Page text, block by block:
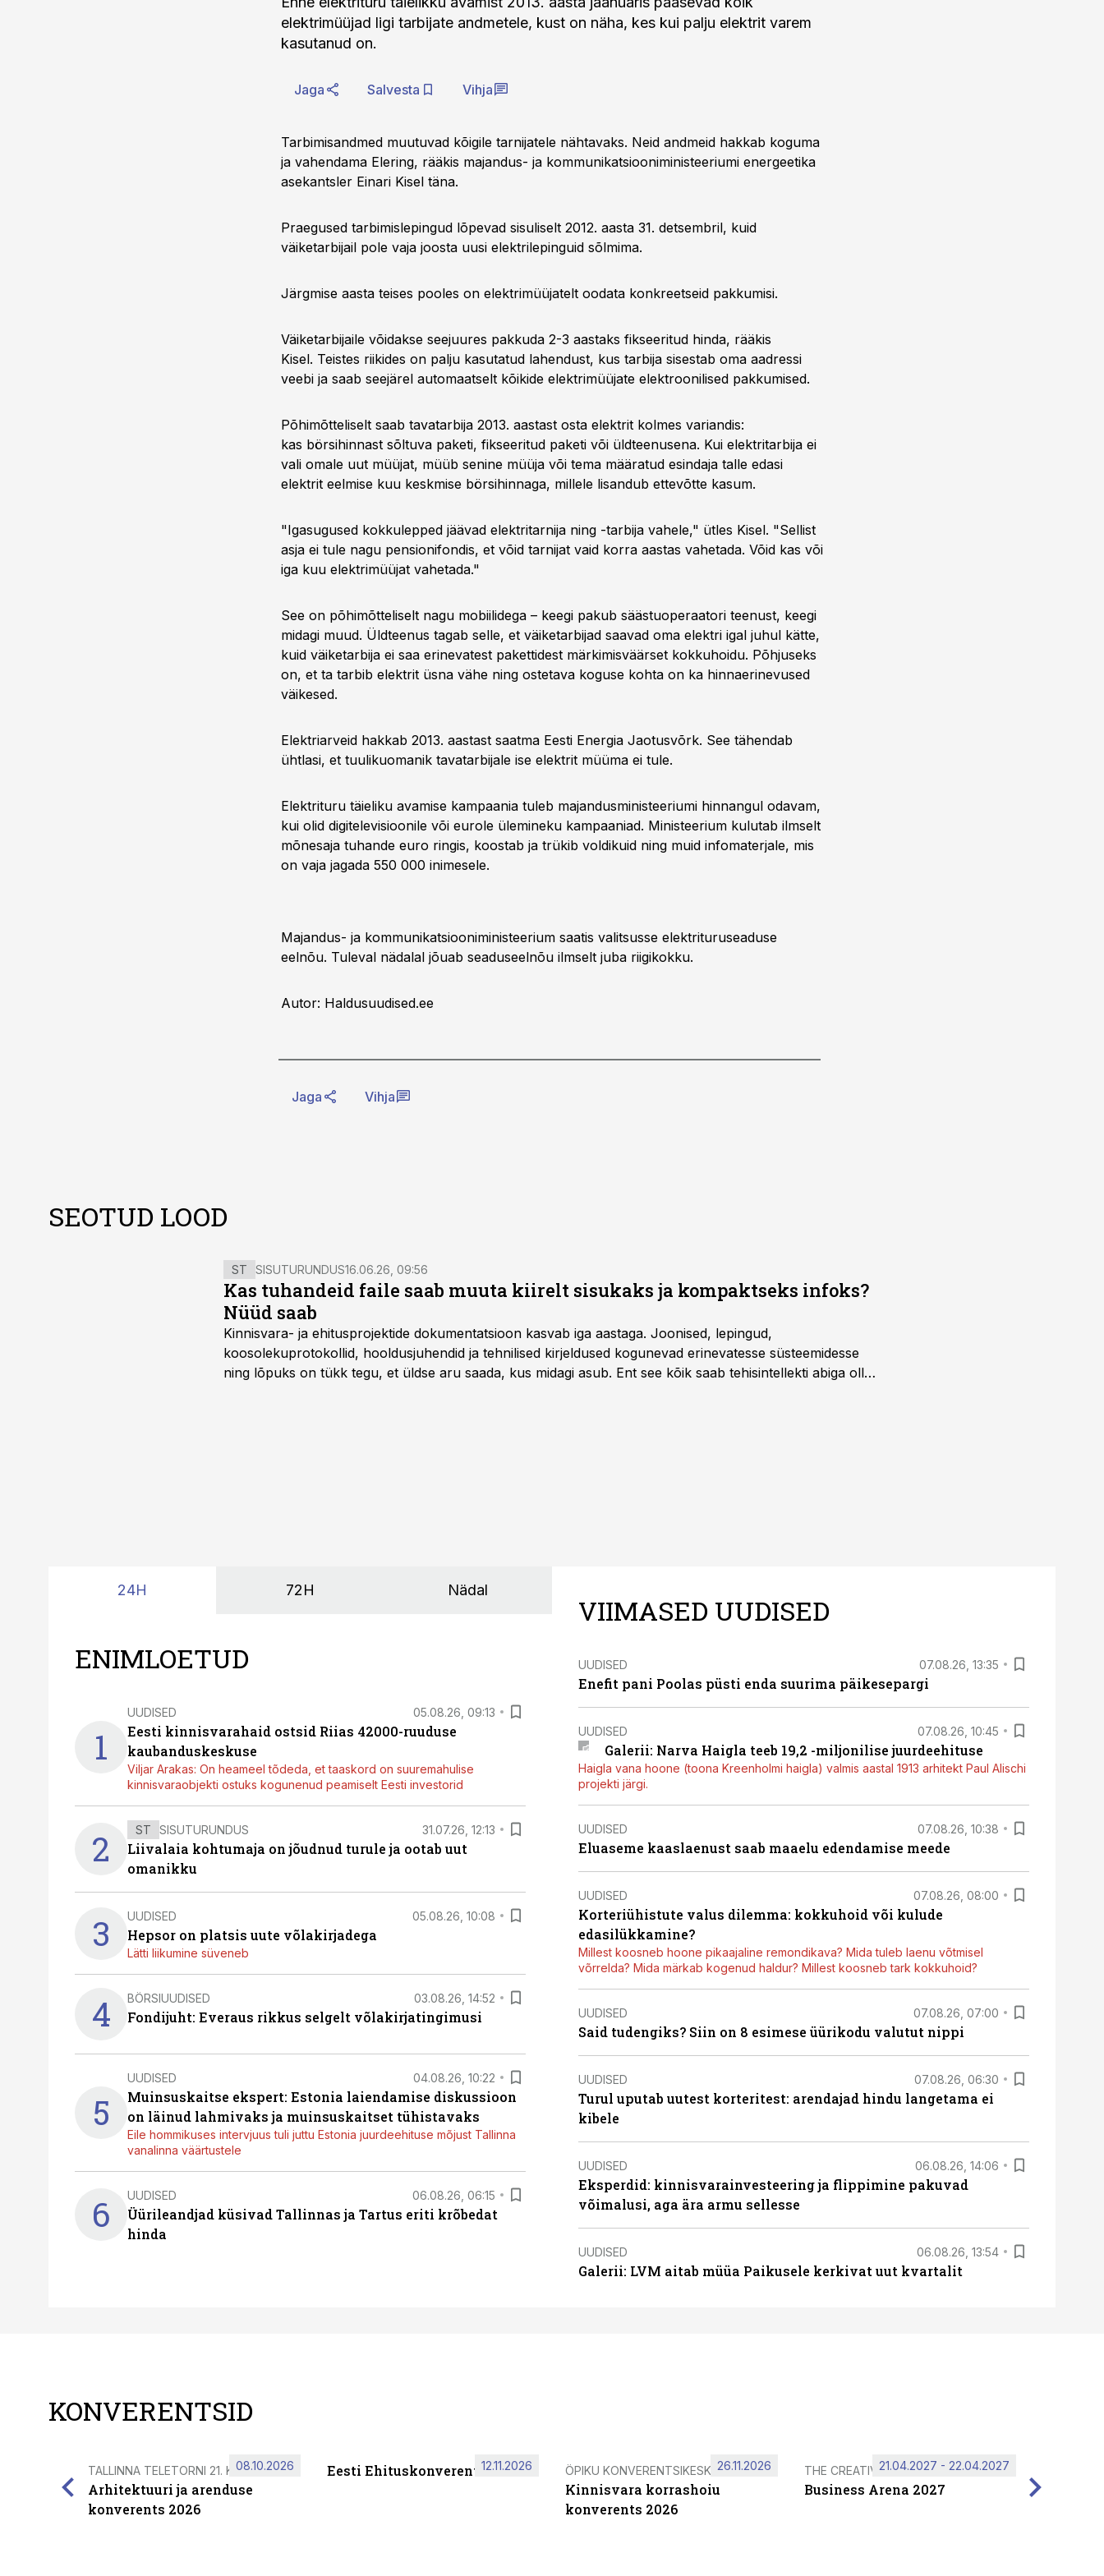
elektrimüüjad ligi tarbijate andmetele, kust on näha, kes kui palju elektrit varem
kasutanud on.
Jaga Salvesta Vihja
Tarbimisandmed muutuvad kõigile tarnijatele nähtavaks. Neid andmeid hakkab koguma
ja vahendama Elering, rääkis majandus- ja kommunikatsiooniministeeriumi energeetika
asekantsler Einari Kisel täna.
Praegused tarbimislepingud lõpevad sisuliselt 2012. aasta 31. detsembril, kuid
väiketarbijail pole vaja joosta uusi elektrilepinguid sõlmima.
Järgmise aasta teises pooles on elektrimüüjatelt oodata konkreetseid pakkumisi.
Väiketarbijaile võidakse seejuures pakkuda 2-3 aastaks fikseeritud hinda, rääkis
Kisel. Teistes riikides on palju kasutatud lahendust, kus tarbija sisestab oma aadressi
veebi ja saab seejärel automaatselt kõikide elektrimüüjate elektroonilised pakkumised.
Põhimõtteliselt saab tavatarbija 2013. aastast osta elektrit kolmes variandis:
kas börsihinnast sõltuva paketi, fikseeritud paketi või üldteenusena. Kui elektritarbija ei
vali omale uut müüjat, müüb senine müüja või tema määratud esindaja talle edasi
elektrit eelmise kuu keskmise börsihinnaga, millele lisandub ettevõtte kasum.
"Igasugused kokkulepped jäävad elektritarnija ning -tarbija vahele," ütles Kisel. "Sellist
asja ei tule nagu pensionifondis, et võid tarnijat vaid korra aastas vahetada. Võid kas või
iga kuu elektrimüüjat vahetada."
See on põhimõtteliselt nagu mobiilidega – keegi pakub säästuoperaatori teenust, keegi
midagi muud. Üldteenus tagab selle, et väiketarbijad saavad oma elektri igal juhul kätte,
kuid väiketarbija ei saa erinevatest pakettidest märkimisväärset kokkuhoidu. Põhjuseks
on, et ta tarbib elektrit üsna vähe ning ostetava koguse kohta on ka hinnaerinevused
väikesed.
Elektriarveid hakkab 2013. aastast saatma Eesti Energia Jaotusvõrk. See tähendab
ühtlasi, et tuulikuomanik tavatarbijale ise elektrit müüma ei tule.
Elektrituru täieliku avamise kampaania tuleb majandusministeeriumi hinnangul odavam,
kui olid digitelevisioonile või eurole ülemineku kampaaniad. Ministeerium kulutab ilmselt
mõnesaja tuhande euro ringis, koostab ja trükib voldikuid ning muid infomaterjale, mis
on vaja jagada 550 000 inimesele.
Majandus- ja kommunikatsiooniministeerium saatis valitsusse elektrituruseaduse
eelnõu. Tuleval nädalal jõuab seaduseelnõu ilmselt juba riigikokku.
Autor: Haldusuudised.ee
Jaga Vihja
SEOTUD LOOD
ST SISUTURUNDUS16.06.26, 09:56
Kas tuhandeid faile saab muuta kiirelt sisukaks ja kompaktseks infoks?
Nüüd saab
Kinnisvara- ja ehitusprojektide dokumentatsioon kasvab iga aastaga. Joonised, lepingud,
koosolekuprotokollid, hooldusjuhendid ja tehnilised kirjeldused kogunevad erinevatesse süsteemidesse
ning lõpuks on tükk tegu, et üldse aru saada, kus midagi asub. Ent see kõik saab tehisintellekti abiga olla
24H 72H Nädal
ENIMLOETUD
1
UUDISED 05.08.26, 09:13
Eesti kinnisvarahaid ostsid Riias 42000-ruuduse
kaubanduskeskuse
Viljar Arakas: On heameel tõdeda, et taaskord on suuremahulise
kinnisvaraobjekti ostuks kogunenud peamiselt Eesti investorid
2 ST SISUTURUNDUS 31.07.26, 12:13
Liivalaia kohtumaja on jõudnud turule ja ootab uut
omanikku
3 UUDISED 05.08.26, 10:08
Hepsor on platsis uute võlakirjadega
Lätti liikumine süveneb
4 BÖRSIUUDISED 03.08.26, 14:52
Fondijuht: Everaus rikkus selgelt võlakirjatingimusi
5
UUDISED 04.08.26, 10:22
Muinsuskaitse ekspert: Estonia laiendamise diskussioon
on läinud lahmivaks ja muinsuskaitset tühistavaks
Eile hommikuses intervjuus tuli juttu Estonia juurdeehituse mõjust Tallinna
vanalinna väärtustele
6 UUDISED 06.08.26, 06:15
Üürileandjad küsivad Tallinnas ja Tartus eriti krõbedat
hinda
VIIMASED UUDISED
UUDISED 07.08.26, 13:35
Enefit pani Poolas püsti enda suurima päikesepargi
UUDISED 07.08.26, 10:45
Galerii: Narva Haigla teeb 19,2 -miljonilise juurdeehituse
Haigla vana hoone (toona Kreenholmi haigla) valmis aastal 1913 arhitekt Paul Alischi
projekti järgi.
UUDISED 07.08.26, 10:38
Eluaseme kaaslaenust saab maaelu edendamise meede
UUDISED 07.08.26, 08:00
Korteriühistute valus dilemma: kokkuhoid või kulude
edasilükkamine?
Millest koosneb hoone pikaajaline remondikava? Mida tuleb laenu võtmisel
võrrelda? Mida märkab kogenud haldur? Millest koosneb tark kokkuhoid?
UUDISED 07.08.26, 07:00
Said tudengiks? Siin on 8 esimese üürikodu valutut nippi
UUDISED 07.08.26, 06:30
Turul uputab uutest korteritest: arendajad hindu langetama ei
kibele
UUDISED 06.08.26, 14:06
Eksperdid: kinnisvarainvesteering ja flippimine pakuvad
võimalusi, aga ära armu sellesse
UUDISED 06.08.26, 13:54
Galerii: LVM aitab müüa Paikusele kerkivat uut kvartalit
KONVERENTSID
TALLINNA TELETORNI 21. KORRUSEL
Arhitektuuri ja arenduse
konverents 2026
08.10.2026 Eesti Ehituskonverents 2026
12.11.2026 ÖPIKU KONVERENTSIKESKUS
Kinnisvara korrashoiu
konverents 2026
26.11.2026 THE CREATIVE HUB
Business Arena 2027
21.04.2027 - 22.04.2027